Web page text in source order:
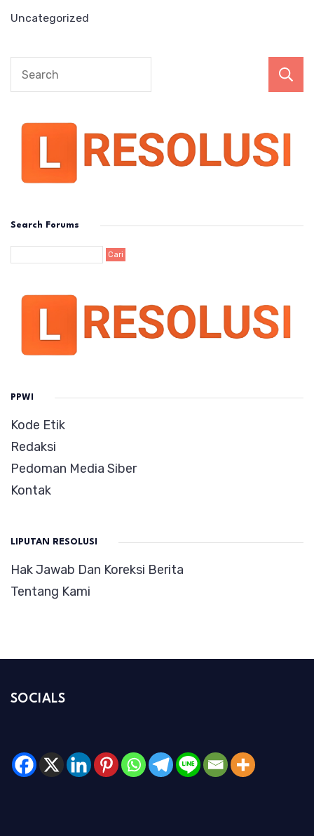
Uncategorized
Search Forums
PPWI
Kode Etik
Redaksi
Pedoman Media Siber
Kontak
LIPUTAN RESOLUSI
Hak Jawab Dan Koreksi Berita
Tentang Kami
SOCIALS